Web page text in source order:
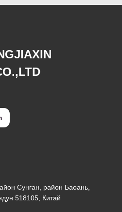
Сунган, район Баоань,
518105, Китай